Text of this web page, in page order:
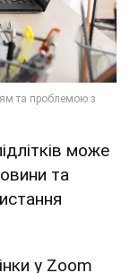
може
та
у Zoom